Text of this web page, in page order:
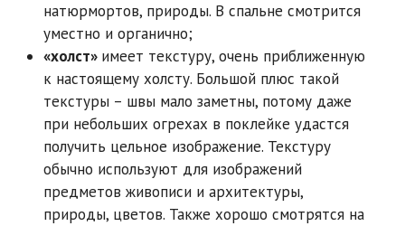
натюрмортов, природы. В спальне смотрится
уместно и органично;
«холст» имеет текстуру, очень приближенную
к настоящему холсту. Большой плюс такой
текстуры – швы мало заметны, потому даже
при небольших огрехах в поклейке удастся
получить цельное изображение. Текстуру
обычно используют для изображений
предметов живописи и архитектуры,
природы, цветов. Также хорошо смотрятся на